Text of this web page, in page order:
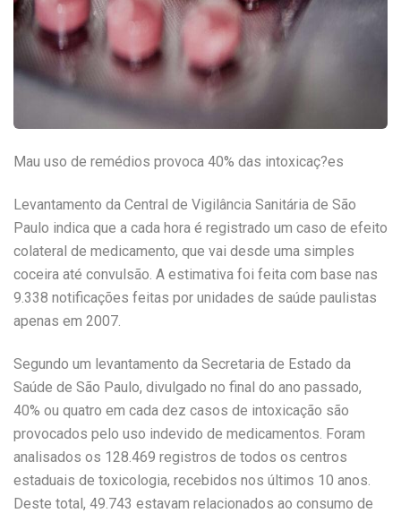
Mau uso de remédios provoca 40% das intoxicaç?es
Levantamento da Central de Vigilância Sanitária de São
Paulo indica que a cada hora é registrado um caso de efeito
colateral de medicamento, que vai desde uma simples
coceira até convulsão. A estimativa foi feita com base nas
9.338 notificações feitas por unidades de saúde paulistas
apenas em 2007.
Segundo um levantamento da Secretaria de Estado da
Saúde de São Paulo, divulgado no final do ano passado,
40% ou quatro em cada dez casos de intoxicação são
provocados pelo uso indevido de medicamentos. Foram
analisados os 128.469 registros de todos os centros
estaduais de toxicologia, recebidos nos últimos 10 anos.
Deste total, 49.743 estavam relacionados ao consumo de